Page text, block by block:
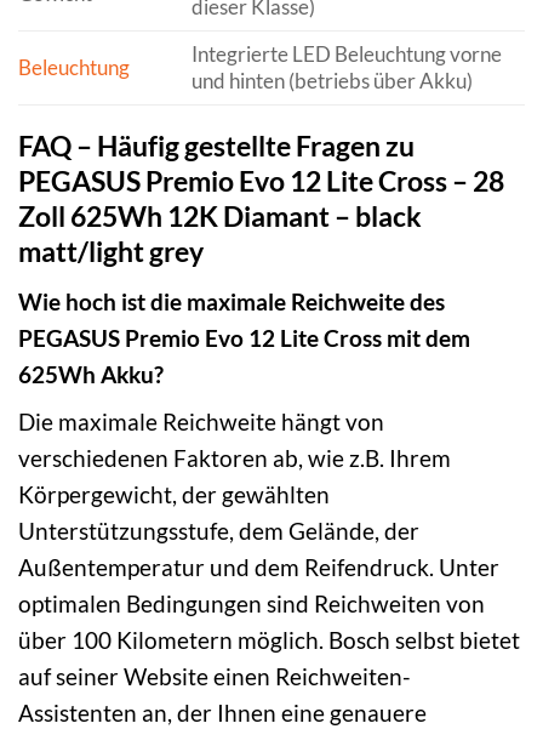
dieser Klasse)
Beleuchtung
Integrierte LED Beleuchtung vorne
und hinten (betriebs über Akku)
FAQ – Häufig gestellte Fragen zu
PEGASUS Premio Evo 12 Lite Cross – 28
Zoll 625Wh 12K Diamant – black
matt/light grey
Wie hoch ist die maximale Reichweite des
PEGASUS Premio Evo 12 Lite Cross mit dem
625Wh Akku?
Die maximale Reichweite hängt von
verschiedenen Faktoren ab, wie z.B. Ihrem
Körpergewicht, der gewählten
Unterstützungsstufe, dem Gelände, der
Außentemperatur und dem Reifendruck. Unter
optimalen Bedingungen sind Reichweiten von
über 100 Kilometern möglich. Bosch selbst bietet
auf seiner Website einen Reichweiten-
Assistenten an, der Ihnen eine genauere